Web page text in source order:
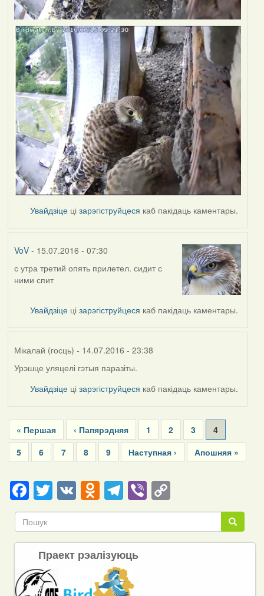
Увайдзіце цізарэгіструйцеся каб пакідаць каментары.
VoV- 15.07.2016 - 07:30
с утра третий опять прилетел. сидит с
ними спит
Увайдзіце цізарэгіструйцеся каб пакідаць каментары.
Мікалай (госць) - 14.07.2016 - 23:38
Урэшце уляцелі гэтыя паразіты.
Увайдзіце цізарэгіструйцеся каб пакідаць каментары.
Pagination
First
page
« Першая
Previous
page
‹ Папярэдняя Page
1 Page
2 Page
3
Current
page
4
Page
5 Page
6 Page
7 Page
8 Page
9
Next
page
Наступная ›
Last
page
Апошняя »
Facebook
Twitter
VKOdnoklassniki
Telegram
ViberCopy
Link Пошук
Пошук
Праект рэалізуюць